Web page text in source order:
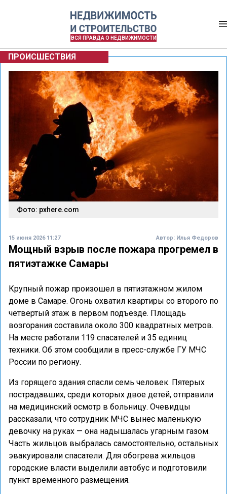
ВСЯ ПРАВДА О НЕДВИЖИМОСТИ
ПРОИСШЕСТВИЯ
Фото: pxhere.com
15 июня 2026 11:27 Автор: Илья Федоров
Мощный взрыв после пожара прогремел в
пятиэтажке Самары
Крупный пожар произошел в пятиэтажном жилом
доме в Самаре. Огонь охватил квартиры со второго по
четвертый этаж в первом подъезде. Площадь
возгорания составила около 300 квадратных метров.
На месте работали 119 спасателей и 35 единиц
техники. Об этом сообщили в пресс-службе ГУ МЧС
России по региону.
Из горящего здания спасли семь человек. Пятерых
пострадавших, среди которых двое детей, отправили
на медицинский осмотр в больницу. Очевидцы
рассказали, что сотрудник МЧС вынес маленькую
девочку на руках — она надышалась угарным газом.
Часть жильцов выбралась самостоятельно, остальных
эвакуировали спасатели. Для обогрева жильцов
городские власти выделили автобус и подготовили
пункт временного размещения.